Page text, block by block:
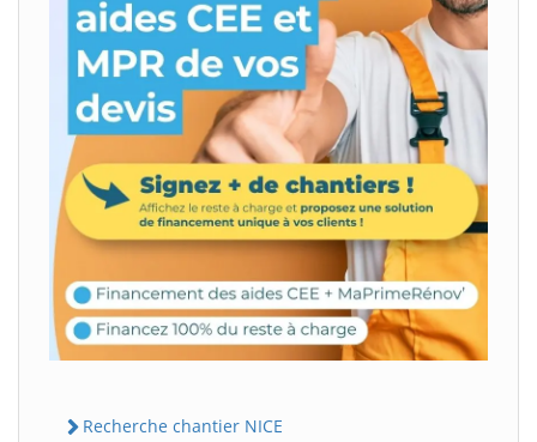
Recherche chantier NICE